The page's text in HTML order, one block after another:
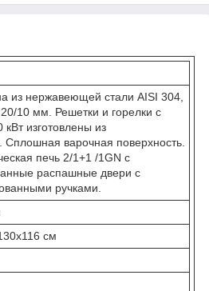
из нержавеющей стали AISI 304,
10 мм. Решетки и горелки с
изготовлены из
Сплошная варочная поверхность.
печь 2/1+1 /1GN с
распашные двери с
ручками.
см